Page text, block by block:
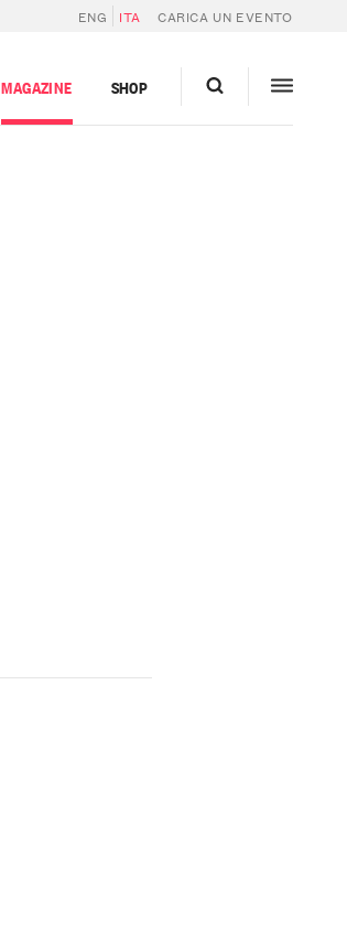
ENG ITA CARICA UN EVENTO
MAGAZINE SHOP